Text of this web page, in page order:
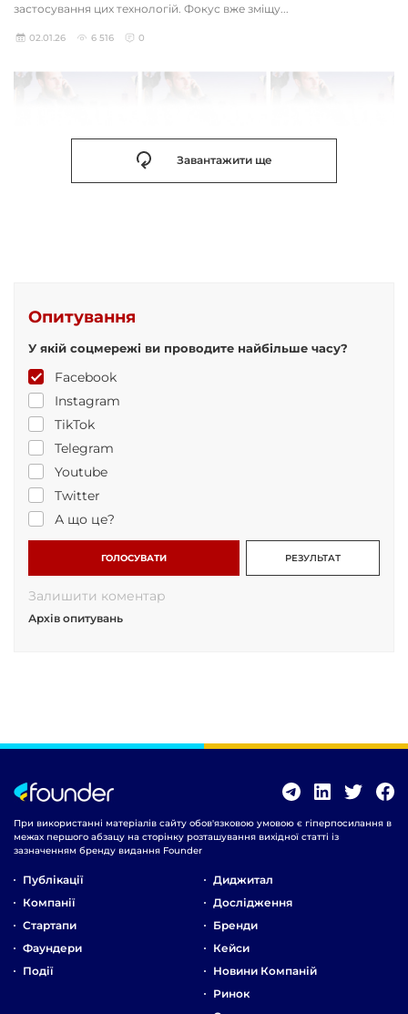
застосування цих технологій. Фокус вже зміщу...
02.01.26 6 516 0
Завантажити ще
Опитування
У якій соцмережі ви проводите найбільше часу?
Facebook
Instagram
TikTok
Telegram
Youtube
Twitter
А що це?
ГОЛОСУВАТИ РЕЗУЛЬТАТ
Залишити коментар
Архів опитувань
При використанні матеріалів сайту обов'язковою умовою є гіперпосилання в
межах першого абзацу на сторінку розташування вихідної статті із
зазначенням бренду видання Founder
Публікації
Компанії
Стартапи
Фаундери
Події
Диджитал
Дослідження
Бренди
Кейси
Новини Компаній
Ринок